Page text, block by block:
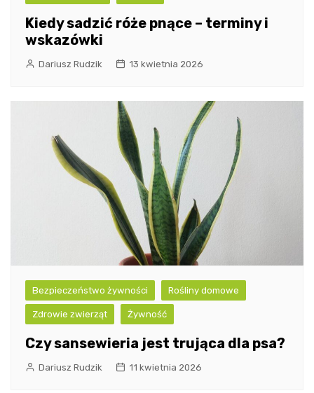
Kiedy sadzić róże pnące – terminy i
wskazówki
Dariusz Rudzik 13 kwietnia 2026
Bezpieczeństwo żywności Rośliny domowe
Zdrowie zwierząt Żywność
Czy sansewieria jest trująca dla psa?
Dariusz Rudzik 11 kwietnia 2026